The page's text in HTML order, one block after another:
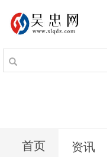
首页 资讯